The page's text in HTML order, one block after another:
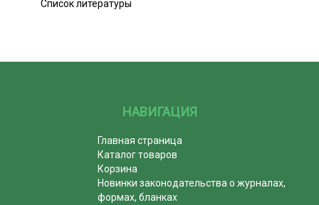
Список литературы
НАВИГАЦИЯ
Главная страница
Каталог товаров
Корзина
Новинки законодательства о журналах,
формах, бланках